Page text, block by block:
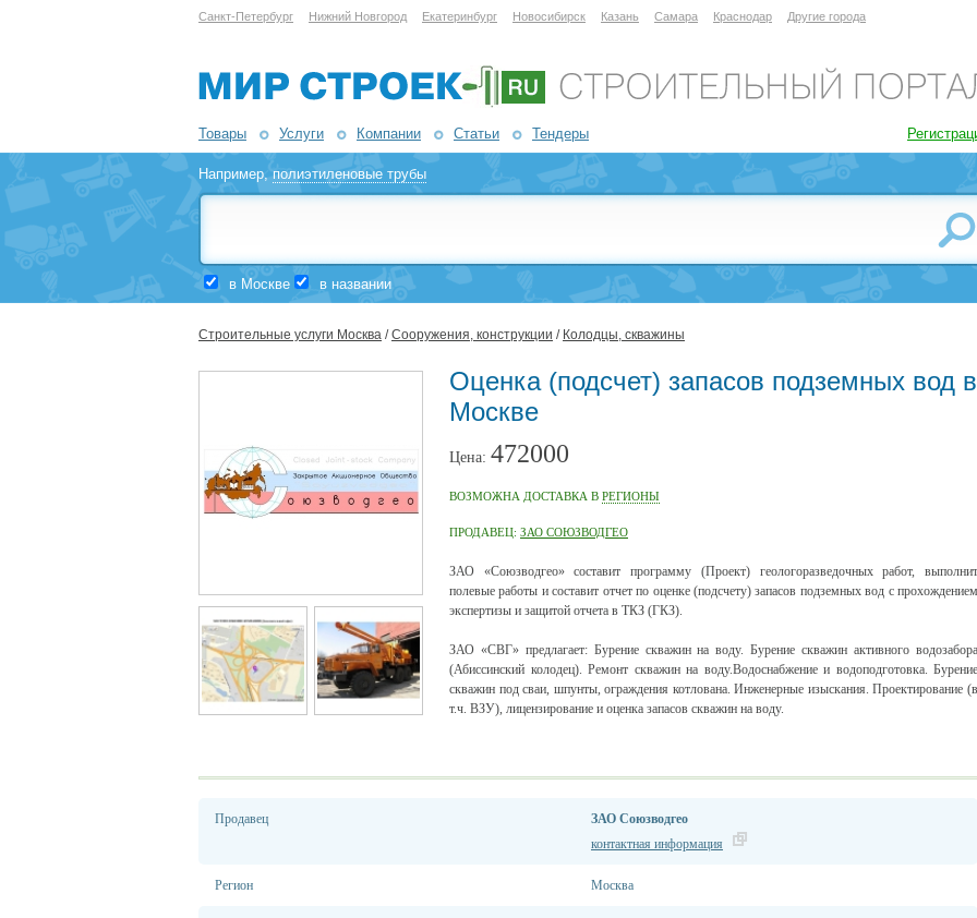
Санкт-Петербург Нижний Новгород Екатеринбург Новосибирск Казань Самара Краснодар Другие города
Товары Услуги Компании Статьи Тендеры
Например,полиэтиленовые трубы
в Москве в названии
Строительные услуги Москва /Сооружения, конструкции / Колодцы, скважины
Оценка (подсчет) запасов подземных вод в
Москве
Цена: 472000
ВОЗМОЖНА ДОСТАВКА В РЕГИОНЫ
ПРОДАВЕЦ: ЗАО СОЮЗВОДГЕО
ЗАО «Союзводгео» составит программу (Проект) геологоразведочных работ, выполнит
полевые работы и составит отчет по оценке (подсчету) запасов подземных вод с прохождением
экспертизы и защитой отчета в ТКЗ (ГКЗ).
ЗАО «СВГ» предлагает: Бурение скважин на воду. Бурение скважин активного водозабора
(Абиссинский колодец). Ремонт скважин на воду.Водоснабжение и водоподготовка. Бурение
скважин под сваи, шпунты, ограждения котлована. Инженерные изыскания. Проектирование (в
т.ч. ВЗУ), лицензирование и оценка запасов скважин на воду.
Продавец
ЗАО Союзводгео
контактная информация
Регион Москва